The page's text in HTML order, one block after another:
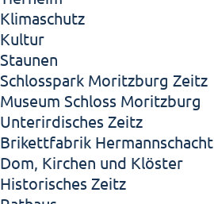
Klimaschutz
Kultur
Staunen
Schlosspark Moritzburg Zeitz
Museum Schloss Moritzburg
Unterirdisches Zeitz
Brikettfabrik Hermannschacht
Dom, Kirchen und Klöster
Historisches Zeitz